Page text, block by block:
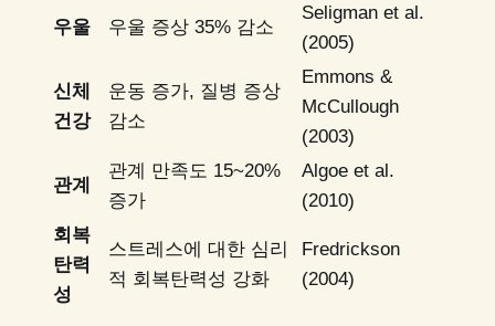
우울 우울 증상 35% 감소
Seligman et al.
(2005)
신체
건강
운동 증가, 질병 증상
감소
Emmons &
McCullough
(2003)
관계
관계 만족도 15~20%
증가
Algoe et al.
(2010)
회복
탄력
성
스트레스에 대한 심리
적 회복탄력성 강화
Fredrickson
(2004)